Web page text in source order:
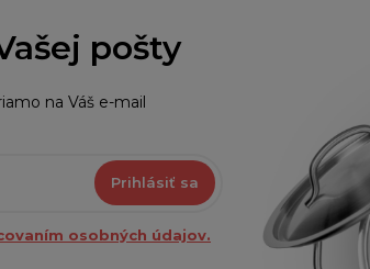
pošty
na Váš e-mail
Prihlásiť sa
osobných údajov.